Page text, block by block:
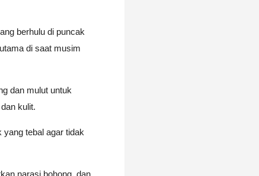
berhulu di puncak
di saat musim
dan mulut untuk
kulit.
tebal agar tidak
narasi bohong, dan